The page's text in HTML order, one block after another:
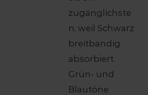
zugänglichste
n, weil Schwarz
breitbandig
absorbiert.
Grün- und
Blautöne